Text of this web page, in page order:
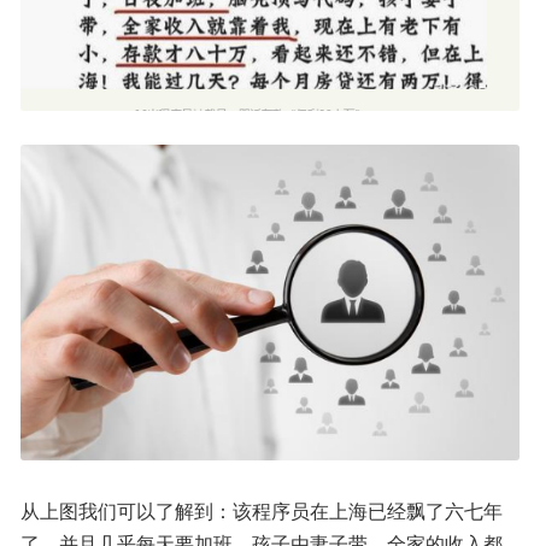
从上图我们可以了解到：该程序员在上海已经飘了六七年